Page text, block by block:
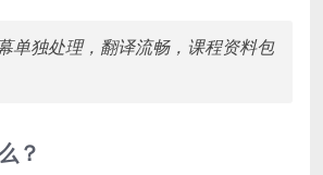
单独处理，翻译流畅，课程资料包
？